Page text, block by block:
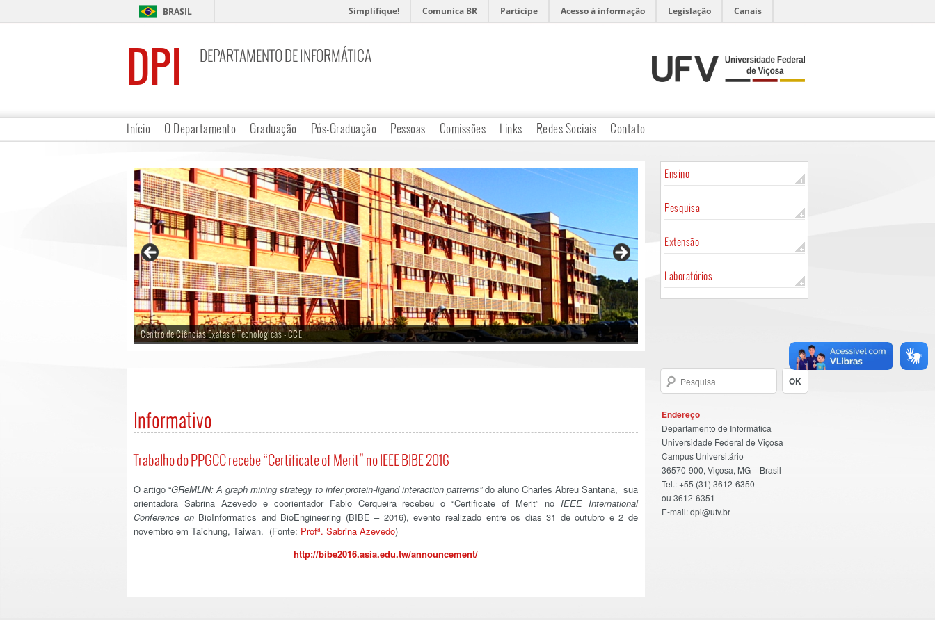
BRASIL Simplifique! Comunica BR Participe Acesso à informação Legislação Canais
DPI DEPARTAMENTO DE INFORMÁTICA
Início O Departamento Graduação Pós-Graduação Pessoas Comissões Links Redes Sociais Contato
Centro de Ciências Exatas e Tecnológicas - CCE
Ensino
Pesquisa
Extensão
Laboratórios
Endereço
Departamento de Informática
Universidade Federal de Viçosa
Campus Universitário
36570-900, Viçosa, MG – Brasil
Tel.: +55 (31) 3612-6350
ou 3612-6351
E-mail: dpi@ufv.br
Informativo
Trabalho do PPGCC recebe “Certificate of Merit” no IEEE BIBE 2016
O artigo “GReMLIN: A graph mining strategy to infer protein-ligand interaction patterns”do aluno Charles Abreu Santana, sua
orientadora Sabrina Azevedo e coorientador Fabio Cerqueira recebeu o “Certificate of Merit” noIEEE International
Conference onBioInformatics and BioEngineering (BIBE – 2016), evento realizado entre os dias 31 de outubro e 2 de
novembro em Taichung, Taiwan. (Fonte: Profª. Sabrina Azevedo)
http://bibe2016.asia.edu.tw/announcement/